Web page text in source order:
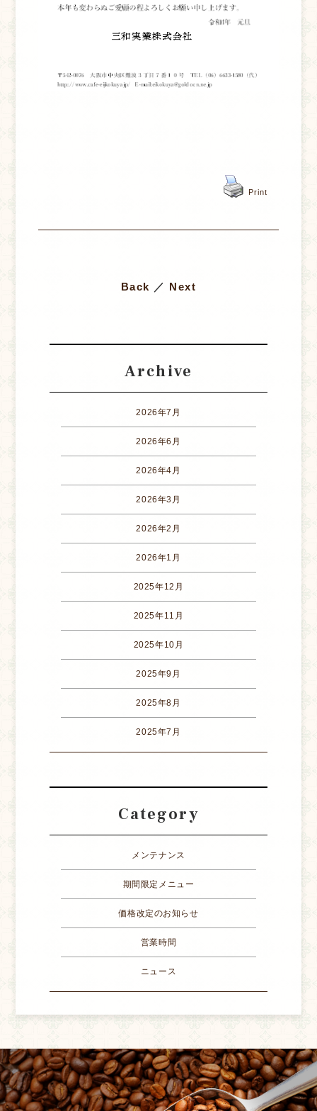
Print
Back ／ Next
Archive
2026年7月
2026年6月
2026年4月
2026年3月
2026年2月
2026年1月
2025年12月
2025年11月
2025年10月
2025年9月
2025年8月
2025年7月
Category
メンテナンス
期間限定メニュー
価格改定のお知らせ
営業時間
ニュース